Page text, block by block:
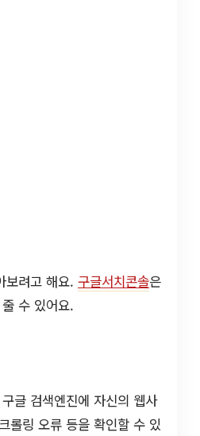
보려고 해요. 구글서치콘솔은
수 있어요.
글 검색엔진에 자신의 웹사
롤링 오류 등을 확인할 수 있